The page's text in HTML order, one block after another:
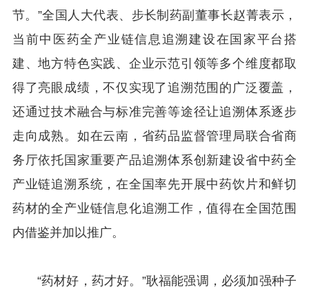
节。”全国人大代表、步长制药副董事长赵菁表示，
当前中医药全产业链信息追溯建设在国家平台搭
建、地方特色实践、企业示范引领等多个维度都取
得了亮眼成绩，不仅实现了追溯范围的广泛覆盖，
还通过技术融合与标准完善等途径让追溯体系逐步
走向成熟。如在云南，省药品监督管理局联合省商
务厅依托国家重要产品追溯体系创新建设省中药全
产业链追溯系统，在全国率先开展中药饮片和鲜切
药材的全产业链信息化追溯工作，值得在全国范围
内借鉴并加以推广。
“药材好，药才好。”耿福能强调，必须加强种子